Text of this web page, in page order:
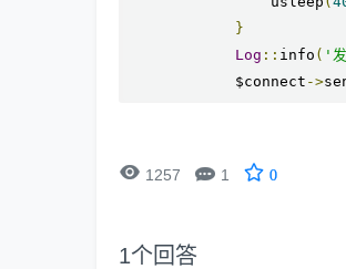
}
Log :: info ( '
            $connect
->
 1257  1 0
1个回答